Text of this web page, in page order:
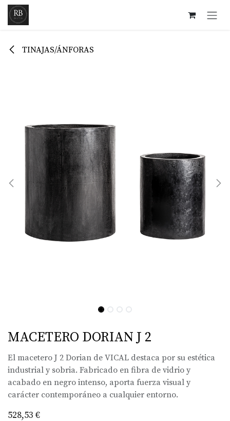
Ir al contenido
TINAJAS/ÁNFORAS
MACETERO DORIAN J 2
El macetero J 2 Dorian de VICAL destaca por su estética
industrial y sobria. Fabricado en fibra de vidrio y
acabado en negro intenso, aporta fuerza visual y
carácter contemporáneo a cualquier entorno.
528,53 €